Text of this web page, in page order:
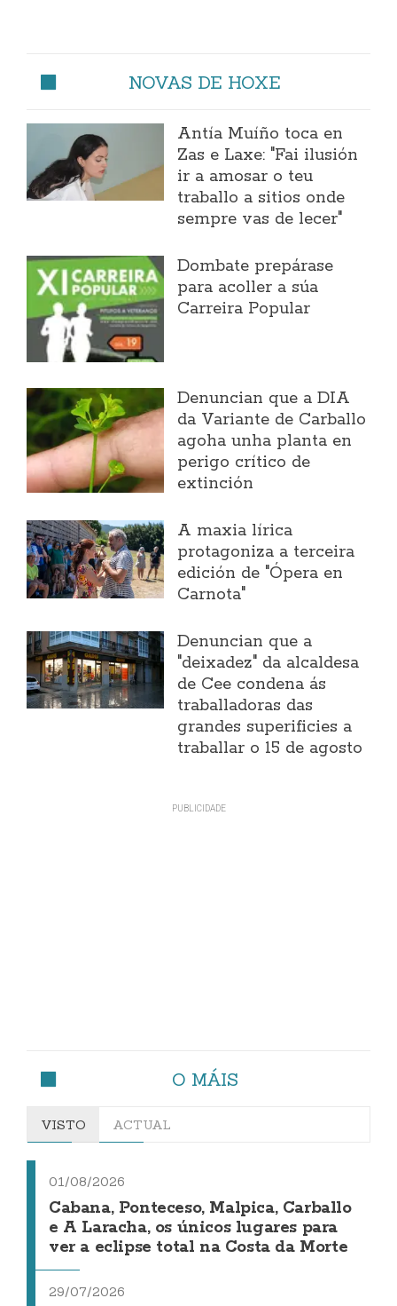
NOVAS DE HOXE
Antía Muíño toca en
Zas e Laxe: "Fai ilusión
ir a amosar o teu
traballo a sitios onde
sempre vas de lecer"
Dombate prepárase
para acoller a súa
Carreira Popular
Denuncian que a DIA
da Variante de Carballo
agoha unha planta en
perigo crítico de
extinción
A maxia lírica
protagoniza a terceira
edición de "Ópera en
Carnota"
Denuncian que a
"deixadez" da alcaldesa
de Cee condena ás
traballadoras das
grandes superificies a
traballar o 15 de agosto
O MÁIS
VISTO ACTUAL
01/08/2026
Cabana, Ponteceso, Malpica, Carballo
e A Laracha, os únicos lugares para
ver a eclipse total na Costa da Morte
29/07/2026